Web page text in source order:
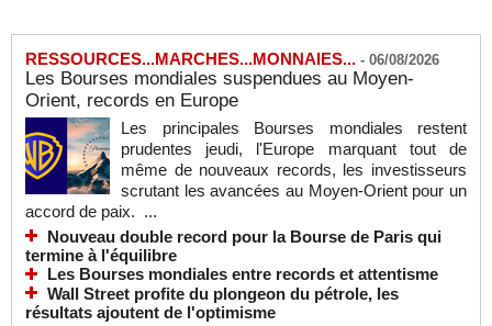
RESSOURCES...MARCHES...MONNAIES... - 06/08/2026
Les Bourses mondiales suspendues au Moyen-
Orient, records en Europe
Les principales Bourses mondiales restent
prudentes jeudi, l'Europe marquant tout de
même de nouveaux records, les investisseurs
scrutant les avancées au Moyen-Orient pour un
accord de paix. ...
Nouveau double record pour la Bourse de Paris qui
termine à l'équilibre
Les Bourses mondiales entre records et attentisme
Wall Street profite du plongeon du pétrole, les
résultats ajoutent de l'optimisme